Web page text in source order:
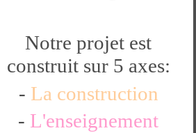
Notre projet est
construit sur 5 axes:
- La construction
- L'enseignement